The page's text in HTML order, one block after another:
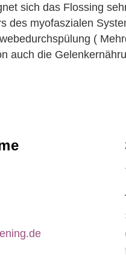
sich das Flossing
des myofaszialen
(
auch die